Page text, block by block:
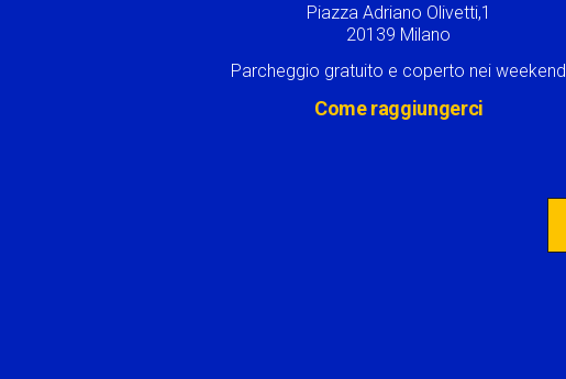
Piazza Adriano Olivetti,1
20139 Milano
Parcheggio gratuito e coperto nei weekend
Come raggiungerci